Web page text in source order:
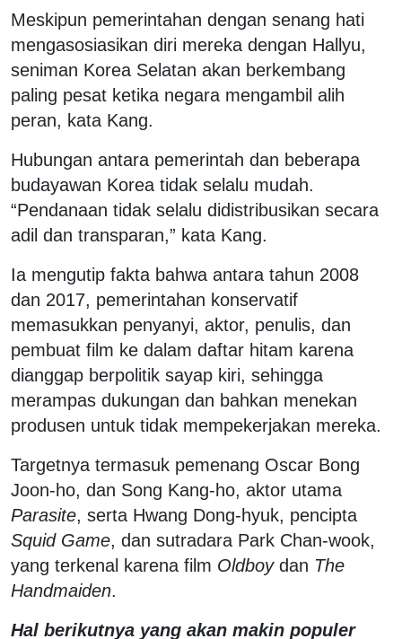
Meskipun pemerintahan dengan senang hati
mengasosiasikan diri mereka dengan Hallyu,
seniman Korea Selatan akan berkembang
paling pesat ketika negara mengambil alih
peran, kata Kang.
Hubungan antara pemerintah dan beberapa
budayawan Korea tidak selalu mudah.
“Pendanaan tidak selalu didistribusikan secara
adil dan transparan,” kata Kang.
Ia mengutip fakta bahwa antara tahun 2008
dan 2017, pemerintahan konservatif
memasukkan penyanyi, aktor, penulis, dan
pembuat film ke dalam daftar hitam karena
dianggap berpolitik sayap kiri, sehingga
merampas dukungan dan bahkan menekan
produsen untuk tidak mempekerjakan mereka.
Targetnya termasuk pemenang Oscar Bong
Joon-ho, dan Song Kang-ho, aktor utama
Parasite, serta Hwang Dong-hyuk, pencipta
Squid Game, dan sutradara Park Chan-wook,
yang terkenal karena film Oldboydan The
Handmaiden.
Hal berikutnya yang akan makin populer